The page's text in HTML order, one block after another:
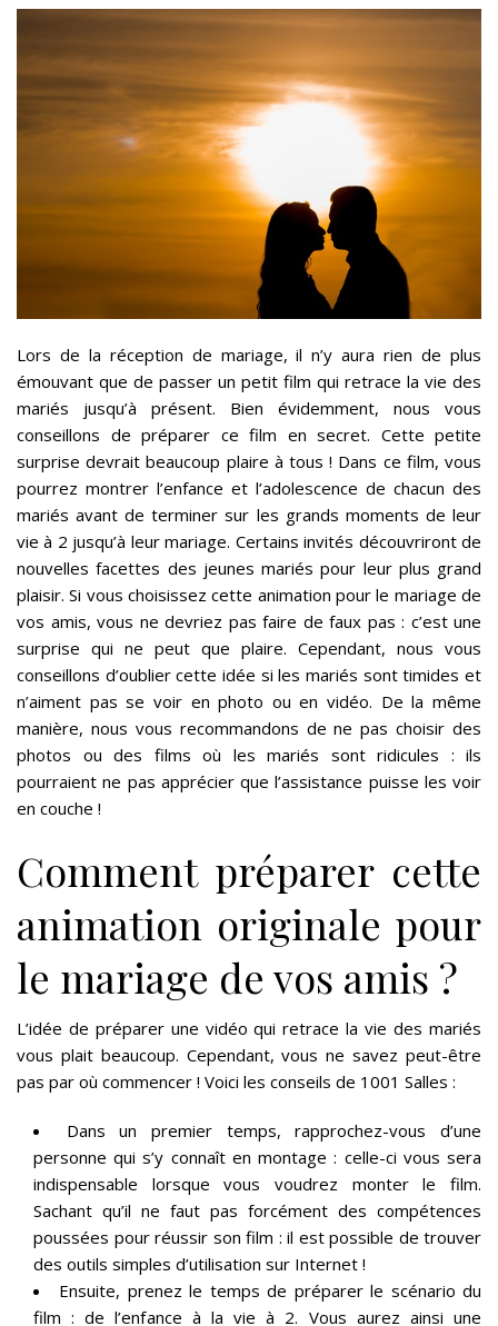
Lors de la réception de mariage, il n’y aura rien de plus
émouvant que de passer un petit film qui retrace la vie des
mariés jusqu’à présent. Bien évidemment, nous vous
conseillons de préparer ce film en secret. Cette petite
surprise devrait beaucoup plaire à tous ! Dans ce film, vous
pourrez montrer l’enfance et l’adolescence de chacun des
mariés avant de terminer sur les grands moments de leur
vie à 2 jusqu’à leur mariage. Certains invités découvriront de
nouvelles facettes des jeunes mariés pour leur plus grand
plaisir. Si vous choisissez cette animation pour le mariage de
vos amis, vous ne devriez pas faire de faux pas : c’est une
surprise qui ne peut que plaire. Cependant, nous vous
conseillons d’oublier cette idée si les mariés sont timides et
n’aiment pas se voir en photo ou en vidéo. De la même
manière, nous vous recommandons de ne pas choisir des
photos ou des films où les mariés sont ridicules : ils
pourraient ne pas apprécier que l’assistance puisse les voir
en couche !
Comment préparer cette
animation originale pour
le mariage de vos amis ?
L’idée de préparer une vidéo qui retrace la vie des mariés
vous plait beaucoup. Cependant, vous ne savez peut-être
pas par où commencer ! Voici les conseils de 1001 Salles :
Dans un premier temps, rapprochez-vous d’une
personne qui s’y connaît en montage : celle-ci vous sera
indispensable lorsque vous voudrez monter le film.
Sachant qu’il ne faut pas forcément des compétences
poussées pour réussir son film : il est possible de trouver
des outils simples d’utilisation sur Internet !
Ensuite, prenez le temps de préparer le scénario du
film : de l’enfance à la vie à 2. Vous aurez ainsi une